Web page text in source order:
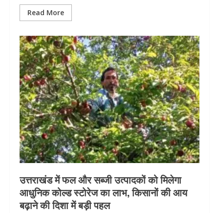
Read More
उत्तराखंड में फल और सब्जी उत्पादकों को मिलेगा
आधुनिक कोल्ड स्टोरेज का लाभ, किसानों की आय
बढ़ाने की दिशा में बड़ी पहल